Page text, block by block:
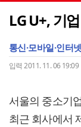
LG U+, 기
통신·모바일·인터넷
입력 2011. 11. 06 19:09
서울의 중소기
최근 회사에서